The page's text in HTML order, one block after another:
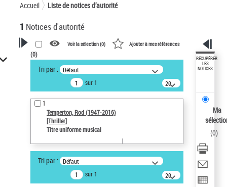
Accueil Liste de notices d’autorité
1 Notices d'autorité
VOTRE RECHERCHE
Recherche avancée dans les
notices d’autorité
Œuvres liées à l'auteur :
Temperton, Rod (1947-2016)
Voir la sélection (0) Ajouter à mes références
(0)
Tri par : Défaut
sur 1
20
résultats/page
1
Temperton, Rod (1947-2016)
[Thriller]
Titre uniforme musical
Tri par : Défaut
sur 1
20
résultats/page
RÉCUPÉRER
LES
NOTICES
Ma
(0)